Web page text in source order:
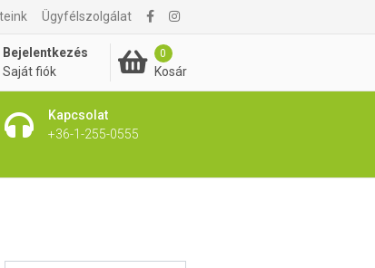
Ügyfélszolgálat
Bejelentkezés
Saját fiók
0
Kosár
Kapcsolat
+36-1-255-0555